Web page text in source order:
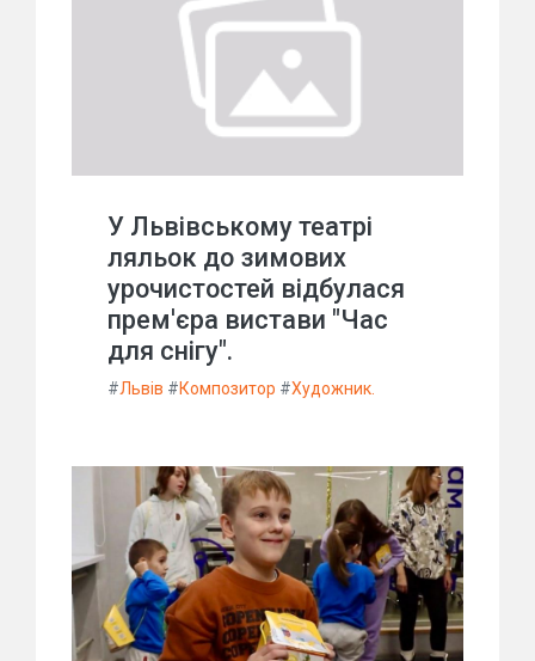
У Львівському театрі
ляльок до зимових
урочистостей відбулася
прем'єра вистави "Час
для снігу".
#Львів #Композитор #Художник.